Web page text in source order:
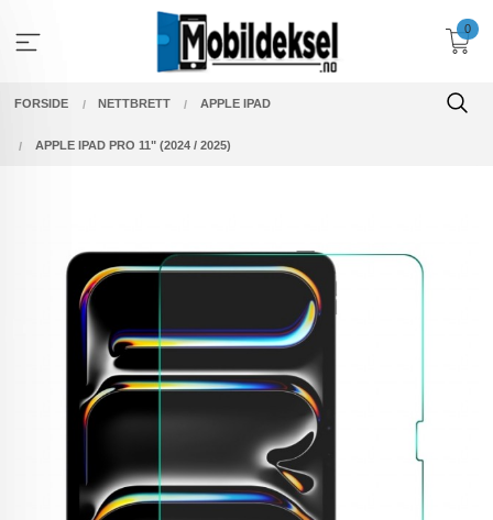
innholdet
0
FORSIDE NETTBRETT APPLE IPAD
APPLE IPAD PRO 11" (2024 / 2025)